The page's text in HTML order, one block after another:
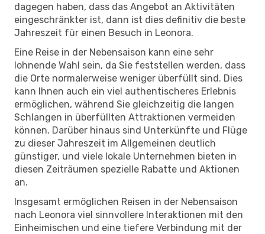
dagegen haben, dass das Angebot an Aktivitäten
eingeschränkter ist, dann ist dies definitiv die beste
Jahreszeit für einen Besuch in Leonora.
Eine Reise in der Nebensaison kann eine sehr
lohnende Wahl sein, da Sie feststellen werden, dass
die Orte normalerweise weniger überfüllt sind. Dies
kann Ihnen auch ein viel authentischeres Erlebnis
ermöglichen, während Sie gleichzeitig die langen
Schlangen in überfüllten Attraktionen vermeiden
können. Darüber hinaus sind Unterkünfte und Flüge
zu dieser Jahreszeit im Allgemeinen deutlich
günstiger, und viele lokale Unternehmen bieten in
diesen Zeiträumen spezielle Rabatte und Aktionen
an.
Insgesamt ermöglichen Reisen in der Nebensaison
nach Leonora viel sinnvollere Interaktionen mit den
Einheimischen und eine tiefere Verbindung mit der